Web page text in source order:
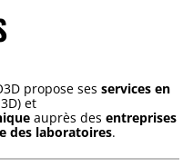
propose ses services en
et
auprès des entreprises
des laboratoires.